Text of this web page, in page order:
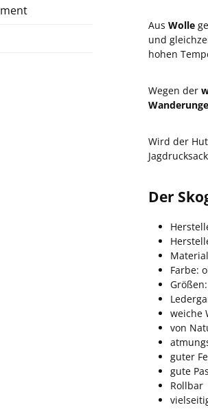
Aus Wolle
und
hohen
Wegen der
Wird der
Der
Farbe:
weiche
von
guter
gute
Rollbar